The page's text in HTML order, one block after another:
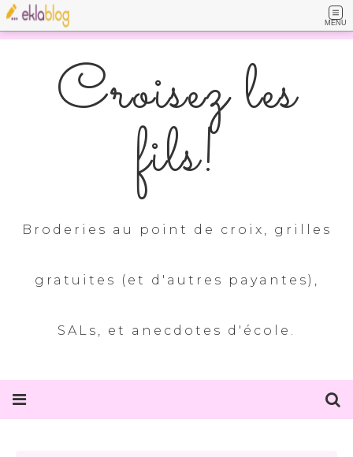
MENU
Croisez les
fils!
Broderies au point de croix, grilles
gratuites (et d'autres payantes),
SALs, et anecdotes d'école.